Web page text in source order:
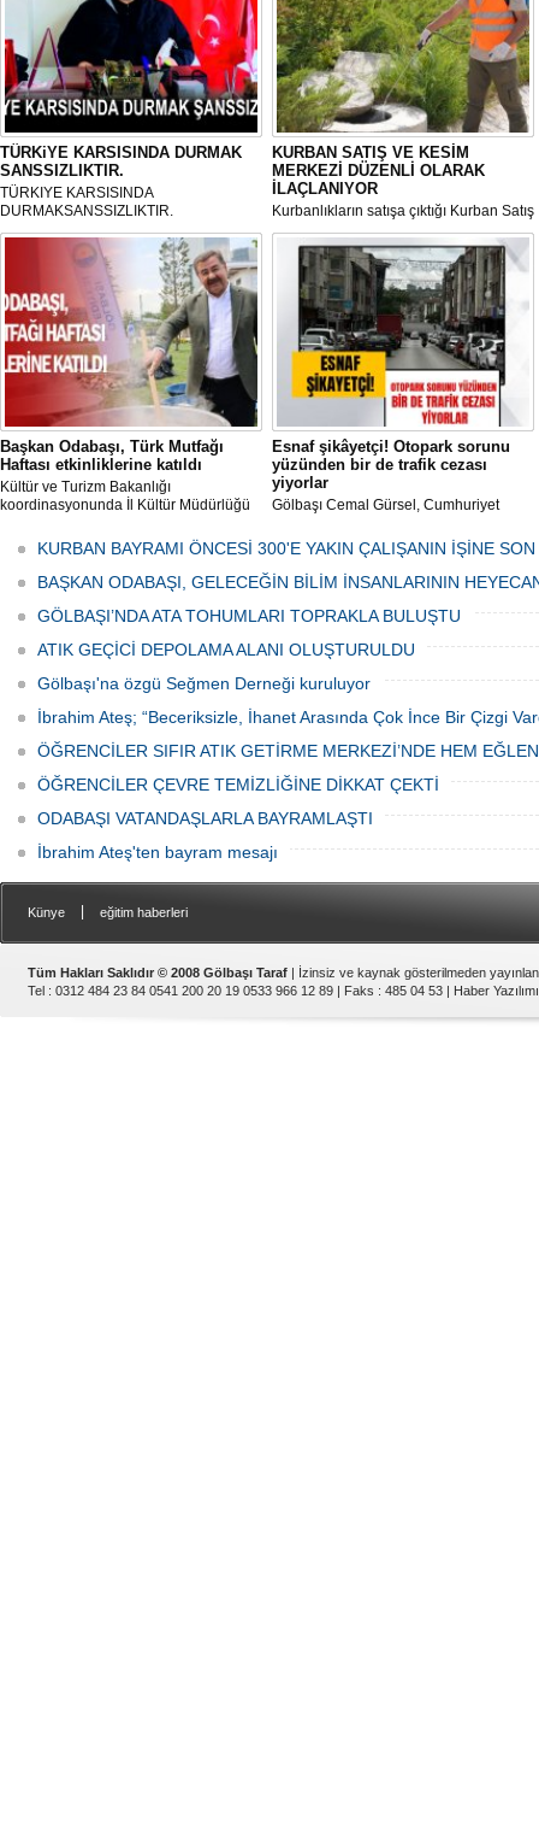
TÜRKiYE KARSISINDA DURMAK
SANSSIZLIKTIR.
TÜRKIYE KARSISINDA
DURMAKSANSSIZLIKTIR.
KURBAN SATIŞ VE KESİM
MERKEZİ DÜZENLİ OLARAK
İLAÇLANIYOR
Kurbanlıkların satışa çıktığı Kurban Satış
ve Kesim Merkezi, haşere ve
mikropların önüne geçilmesi amacıyla
her gün Gölbaşı Belediyesi ekipleri
tarafından düzenli olarak ilaçlanıyor.
Başkan Odabaşı, Türk Mutfağı
Haftası etkinliklerine katıldı
Kültür ve Turizm Bakanlığı
koordinasyonunda İl Kültür Müdürlüğü
Haftası" etkinlikleri Ankara'da devam
ediyor.
Esnaf şikâyetçi! Otopark sorunu
yüzünden bir de trafik cezası
yiyorlar
Gölbaşı Cemal Gürsel, Cumhuriyet
bulunan esnaf ve alışverişe gelen
vatandaşlar park cezaları yüzünden
canından bezdi.
KURBAN BAYRAMI ÖNCESİ 300'E YAKIN ÇALIŞANIN İŞİNE
BAŞKAN ODABAŞI, GELECEĞİN BİLİM İNSANLARININ
GÖLBAŞI’NDA ATA TOHUMLARI TOPRAKLA BULUŞTU
ATIK GEÇİCİ DEPOLAMA ALANI OLUŞTURULDU
Gölbaşı'na özgü Seğmen Derneği kuruluyor
İbrahim Ateş; “Beceriksizle, İhanet Arasında Çok İnce Bir Çizgi
ÖĞRENCİLER SIFIR ATIK GETİRME MERKEZİ’NDE HEM
ÖĞRENCİLER ÇEVRE TEMİZLİĞİNE DİKKAT ÇEKTİ
ODABAŞI VATANDAŞLARLA BAYRAMLAŞTI
İbrahim Ateş'ten bayram mesajı
Künye eğitim haberleri
Tüm Hakları Saklıdır © 2008 Gölbaşı Taraf | İzinsiz ve kaynak gösterilmeden
Tel : 0312 484 23 84 0541 200 20 19 0533 966 12 89 | Faks : 485 04 53 | Haber Yazılımı